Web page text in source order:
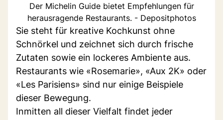
Der Michelin Guide bietet Empfehlungen für
herausragende Restaurants. - Depositphotos
Sie steht für kreative Kochkunst ohne
Schnörkel und zeichnet sich durch frische
Zutaten sowie ein lockeres Ambiente aus.
Restaurants wie «Rosemarie», «Aux 2K» oder
«Les Parisiens» sind nur einige Beispiele
dieser Bewegung.
Inmitten all dieser Vielfalt findet jeder